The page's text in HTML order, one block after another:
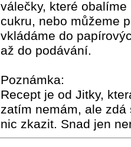
válečky, které
cukru, nebo můžeme
vkládáme do
až do podávání.
Poznámka:
Recept je od Jitky,
zatím nemám, ale
nic zkazit. Snad jen